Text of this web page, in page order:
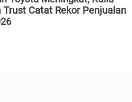
Trust Catat Rekor Penjualan